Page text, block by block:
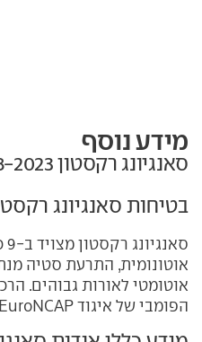
מידע נוסף
סאנגיונג רקסטון‏ 2018-2023
בטיחות סאנגיונג
אוטונומית, התרעת סטיה
אוטומטי לאורות גבוהים.
הפומבי של איגוד EuroNCAP.